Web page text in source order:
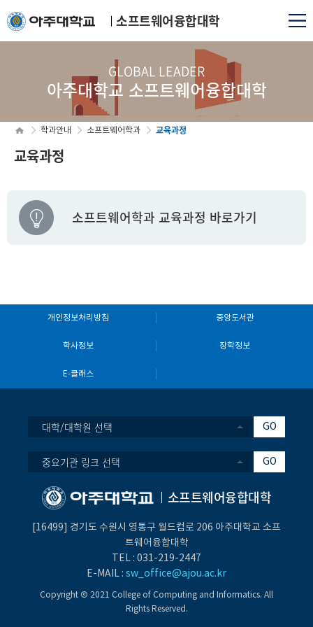
소프트웨어융합대학
GLOBAL LEADER
아주대학교 소프트웨어융합대학
학과안내 소프트웨어학과 교육과정
교육과정
소프트웨어학과 교육과정 바로가기
개인정보처리방침 중앙도서관
학사정보 장학정보
E-클래스
대학/대학원 선택 GO
중요기관 링크 선택 GO
소프트웨어융합대학
[16499] 경기도 수원시 영통구 월드컵로 206 아주대학교 소프
트웨어융합대학
TEL : 031-219-2447
E-MAIL : sw_office@ajou.ac.kr
Copyright Ⓒ 2021 College of Computing and Informatics. All
Rights Reserved.